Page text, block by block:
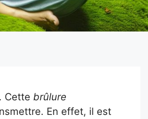
Cette brûlure
En effet, il est